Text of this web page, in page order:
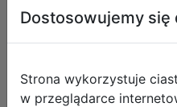
Secrets of
Slipcase
Dostosowujemy się
Strona wykorzystuje
w przeglądarce